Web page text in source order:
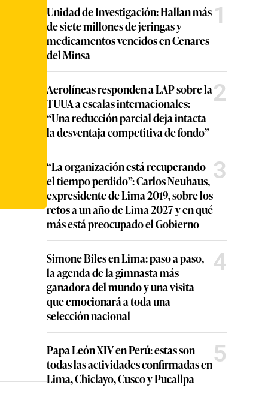
Unidad de Investigación: Hallan más
de siete millones de jeringas y
medicamentos vencidos en Cenares
del Minsa
1
Aerolíneas responden a LAP sobre la
TUUA a escalas internacionales:
“Una reducción parcial deja intacta
la desventaja competitiva de fondo”
2
“La organización está recuperando
el tiempo perdido”: Carlos Neuhaus,
expresidente de Lima 2019, sobre los
retos a un año de Lima 2027 y en qué
más está preocupado el Gobierno
3
Simone Biles en Lima: paso a paso,
la agenda de la gimnasta más
ganadora del mundo y una visita
que emocionará a toda una
selección nacional
4
Papa León XIV en Perú: estas son
todas las actividades confirmadas en
Lima, Chiclayo, Cusco y Pucallpa
5